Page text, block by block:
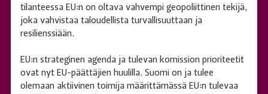
tilanteessa EU:n on oltava vahvempi geopoliittinen tekijä,
joka vahvistaa taloudellista turvallisuuttaan ja
resilienssiään.
EU:n strateginen agenda ja tulevan komission prioriteetit
ovat nyt EU-päättäjien huulilla. Suomi on ja tulee
olemaan aktiivinen toimija määrittämässä EU:n tulevaa